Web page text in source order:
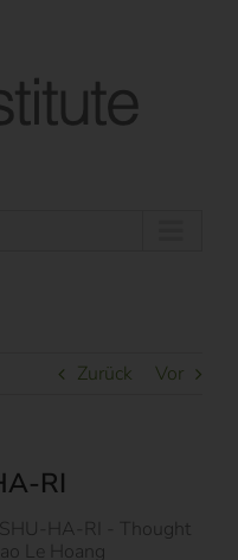
Zurück Vor
RI